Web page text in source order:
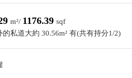
m²/ 1176.39 sqf
私道大約 30.56m² 有(共有持分1/2)